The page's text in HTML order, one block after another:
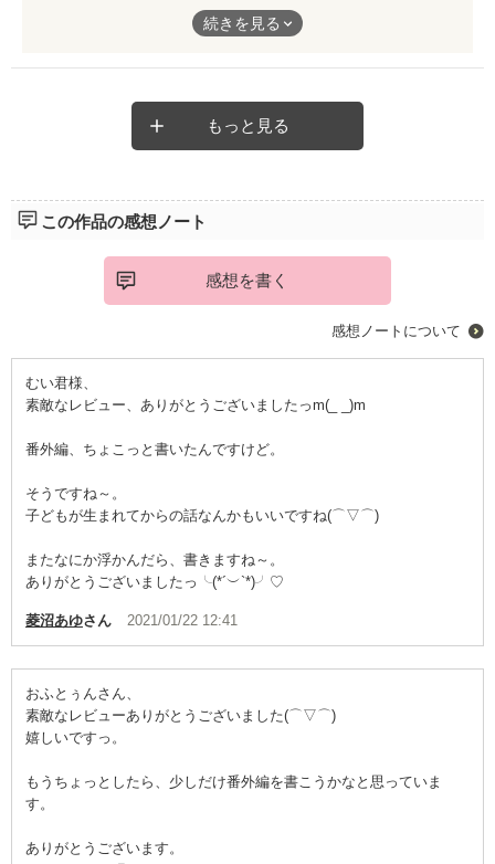
く読める上に、面白くて好きです。桃と貢の天然ボケ同士のやり
取りが好きで、もっともっと読みたくなりました。素敵な作品あ
続きを見る
もっと見る
この作品の感想ノート
感想を書く
感想ノートについて
むい君様、
素敵なレビュー、ありがとうございましたっm(_ _)m
番外編、ちょこっと書いたんですけど。
そうですね～。
子どもが生まれてからの話なんかもいいですね(⌒▽⌒)
またなにか浮かんだら、書きますね～。
ありがとうございましたっ╰(*´︶`*)╯♡
菱沼あゆさん 2021/01/22 12:41
おふとぅんさん、
素敵なレビューありがとうございました(⌒▽⌒)
嬉しいですっ。
もうちょっとしたら、少しだけ番外編を書こうかなと思っていま
す。
ありがとうございます。